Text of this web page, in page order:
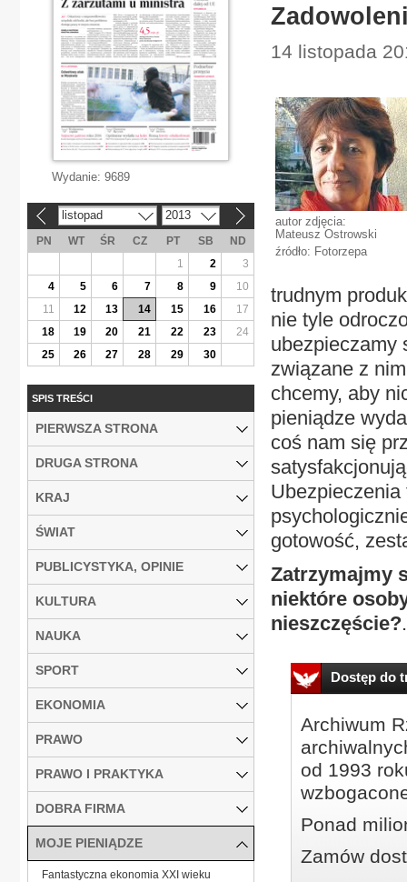
14 listopada
autor zdjęcia:
Mateusz Ostrowski
źródło: Fotorzepa
trudnym
nie tyle
ubezpieczamy
związane z
chcemy, aby
pieniądze
coś nam się
gotowość,
Zatrzymajmy
niektóre
nieszczęście?
Dostęp do
Archiwum
od 1993
Ponad
Zamów
Wydanie: 9689
listopad 2013
PN WT ŚR CZ PT SB
ND
1
2
3
4
5 6 7 8 9
10
11
12 13 14 15 16
17
18
19 20 21 22 23
24
25
26 27 28 29 30
SPIS TREŚCI
PIERWSZA STRONA
DRUGA STRONA
KRAJ
ŚWIAT
PUBLICYSTYKA, OPINIE
KULTURA
NAUKA
SPORT
EKONOMIA
PRAWO
PRAWO I PRAKTYKA
DOBRA FIRMA
MOJE PIENIĄDZE
Fantastyczna ekonomia XXI wieku